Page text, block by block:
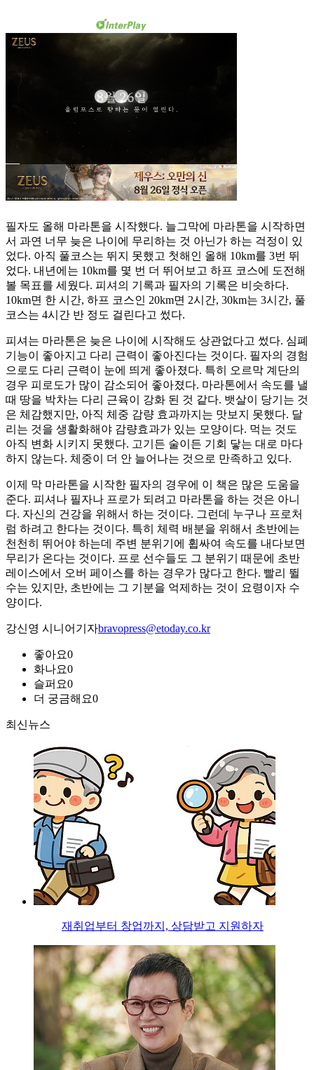
필자도 올해 마라톤을 시작했다. 늘그막에 마라톤을 시작하면
서 과연 너무 늦은 나이에 무리하는 것 아닌가 하는 걱정이 있
었다. 아직 풀코스는 뛰지 못했고 첫해인 올해 10km를 3번 뛰
었다. 내년에는 10km를 몇 번 더 뛰어보고 하프 코스에 도전해
볼 목표를 세웠다. 피셔의 기록과 필자의 기록은 비슷하다.
10km면 한 시간, 하프 코스인 20km면 2시간, 30km는 3시간, 풀
코스는 4시간 반 정도 걸린다고 썼다.
피셔는 마라톤은 늦은 나이에 시작해도 상관없다고 썼다. 심폐
기능이 좋아지고 다리 근력이 좋아진다는 것이다. 필자의 경험
으로도 다리 근력이 눈에 띄게 좋아졌다. 특히 오르막 계단의
경우 피로도가 많이 감소되어 좋아졌다. 마라톤에서 속도를 낼
때 땅을 박차는 다리 근육이 강화 된 것 같다. 뱃살이 당기는 것
은 체감했지만, 아직 체중 감량 효과까지는 맛보지 못했다. 달
리는 것을 생활화해야 감량효과가 있는 모양이다. 먹는 것도
아직 변화 시키지 못했다. 고기든 술이든 기회 닿는 대로 마다
하지 않는다. 체중이 더 안 늘어나는 것으로 만족하고 있다.
이제 막 마라톤을 시작한 필자의 경우에 이 책은 많은 도움을
준다. 피셔나 필자나 프로가 되려고 마라톤을 하는 것은 아니
다. 자신의 건강을 위해서 하는 것이다. 그런데 누구나 프로처
럼 하려고 한다는 것이다. 특히 체력 배분을 위해서 초반에는
천천히 뛰어야 하는데 주변 분위기에 휩싸여 속도를 내다보면
무리가 온다는 것이다. 프로 선수들도 그 분위기 때문에 초반
레이스에서 오버 페이스를 하는 경우가 많다고 한다. 빨리 뛸
수는 있지만, 초반에는 그 기분을 억제하는 것이 요령이자 수
양이다.
강신영 시니어기자bravopress@etoday.co.kr
좋아요0
화나요0
슬퍼요0
더 궁금해요0
최신뉴스
재취업부터 창업까지, 상담받고 지원하자